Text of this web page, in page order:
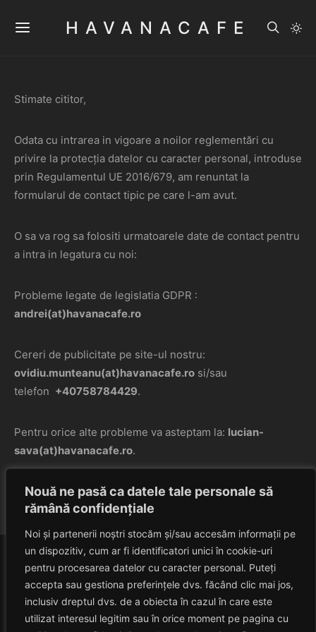
Nouă ne pasă ca datele tale personale să
rămână confidențiale
Noi și partenerii noștri stocăm și/sau accesăm informații pe
un dispozitiv, cum ar fi identificatori unici în cookie-uri
pentru procesarea datelor cu caracter personal. Puteți
accepta sau gestiona preferințele dvs. făcând clic mai jos,
inclusiv dreptul dvs. de a obiecta în cazul în care este
utilizat interesul legitim sau în orice moment pe pagina cu
HAVANACAFE
Stimate cititor,
Odata cu intrarea in vigoare a noilor reglementări cu
privire la protecția datelor cu caracter personal, introduse
prin Regulamentul UE 2016/679, am renuntat la
formularul de contact tipic pe care l-am avut.
O sa va rog sa folositi urmatoarele date de contact pentru
a intra in legatura cu noi:
Probleme legate de legislatia GDPR :
andrei(at)havanacafe.ro
Cereri de publicitate pe site-ul nostru:
ovidiu.munteanu(at)havanacafe.ro si/sau
telefon +40758784429.
Pentru orice alte probleme va asteptam la: lucian-
sava(at)havanacafe.ro.
Va multumim pentru interesul acordat siteului nostru.